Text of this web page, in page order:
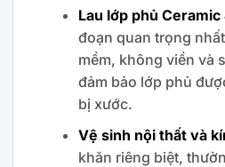
Lau lớp phủ Ceramic
đoạn quan trọng
mềm, không viền và
đảm bảo lớp phủ
bị xước.
Vệ sinh nội thất và
khăn riêng biệt,